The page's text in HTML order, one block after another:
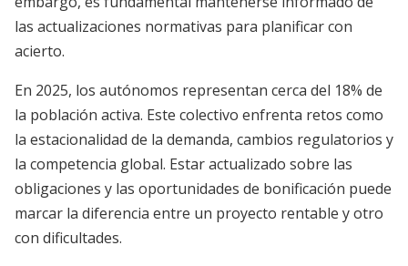
las actualizaciones normativas para planificar con
acierto.
En 2025, los autónomos representan cerca del 18% de
la población activa. Este colectivo enfrenta retos como
la estacionalidad de la demanda, cambios regulatorios y
la competencia global. Estar actualizado sobre las
obligaciones y las oportunidades de bonificación puede
marcar la diferencia entre un proyecto rentable y otro
con dificultades.